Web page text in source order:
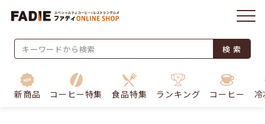
検 索
新商品 コーヒー特集 食品特集 ランキング コーヒー